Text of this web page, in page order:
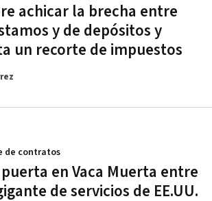
achicar la brecha entre
y de depósitos y
un recorte de impuestos
en Vaca Muerta entre
de servicios de EE.UU.
de contratos